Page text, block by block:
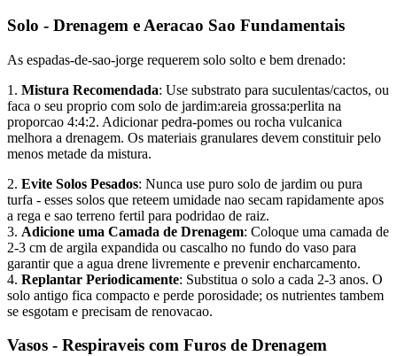
Solo - Drenagem e Aeracao Sao Fundamentais
As espadas-de-sao-jorge requerem solo solto e bem drenado:
1. Mistura Recomendada: Use substrato para suculentas/cactos, ou
faca o seu proprio com solo de jardim:areia grossa:perlita na
proporcao 4:4:2. Adicionar pedra-pomes ou rocha vulcanica
melhora a drenagem. Os materiais granulares devem constituir pelo
menos metade da mistura.
2. Evite Solos Pesados: Nunca use puro solo de jardim ou pura
turfa - esses solos que reteem umidade nao secam rapidamente apos
a rega e sao terreno fertil para podridao de raiz.
3. Adicione uma Camada de Drenagem: Coloque uma camada de
2-3 cm de argila expandida ou cascalho no fundo do vaso para
garantir que a agua drene livremente e prevenir encharcamento.
4. Replantar Periodicamente: Substitua o solo a cada 2-3 anos. O
solo antigo fica compacto e perde porosidade; os nutrientes tambem
se esgotam e precisam de renovacao.
Vasos - Respiraveis com Furos de Drenagem